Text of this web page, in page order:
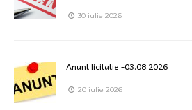
30 iulie 2026
Anunt licitatie -03.08.2026
20 iulie 2026